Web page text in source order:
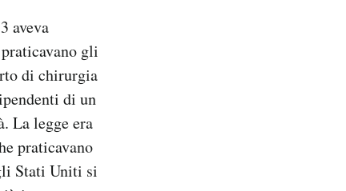
aveva
gli
di chirurgia
di un
La legge era
praticavano
Stati Uniti si